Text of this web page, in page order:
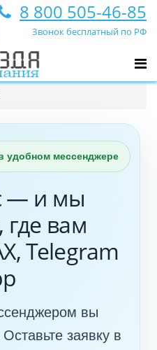
8 800 505-46-85
Звонок бесплатный по РФ
удобном мессенджере
— и мы
где вам
Telegram
вы
заявку в